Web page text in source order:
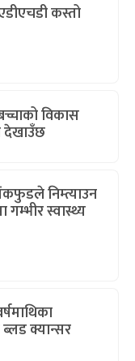
कस्तो
विकास
देखाउँछ
निम्त्याउन
स्वास्थ्य
क्यान्सर